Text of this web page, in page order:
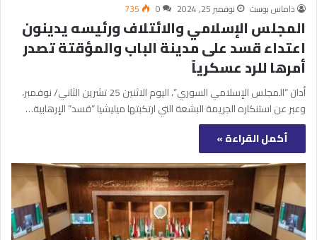
داماس بوست نوفمبر 25, 2024 0
735
المجلس الإسلامي والائتلاف ورئيسه يدينون
اعتداء قسد على مدينة الباب والمؤقتة تصدر
أمرها للرد عسكرياً
أدان “المجلس الإسلامي السوري”، اليوم الاثنين 25 تشرين الثاني/ نوفمبر،
وعبر عن استنكاره الجريمة البشعة التي ارتكبتها ميليشيا “قسد” الإرهابية…
أكمل القراءة »